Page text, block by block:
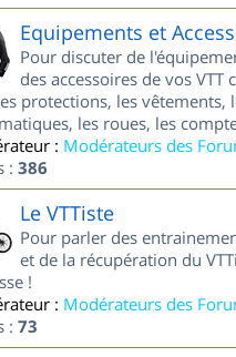
Equipements et
Pour discuter de
des accessoires de vos VTT
protections, les vêtements,
les roues, les
: Modérateurs des
: 386
Le VTTiste
Pour parler des
et de la récupération du
!
: Modérateurs des
: 73